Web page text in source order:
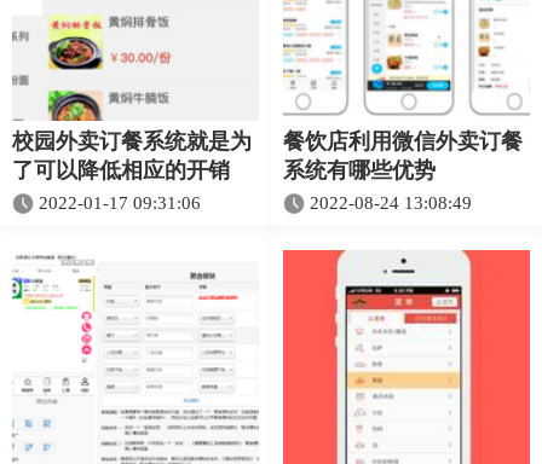
校园外卖订餐系统就是为
了可以降低相应的开销
2022-01-17 09:31:06
餐饮店利用微信外卖订餐
系统有哪些优势
2022-08-24 13:08:49